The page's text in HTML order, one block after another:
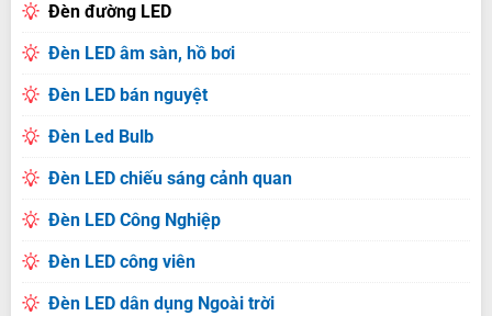
Đèn đường LED
Đèn LED âm sàn, hồ bơi
Đèn LED bán nguyệt
Đèn Led Bulb
Đèn LED chiếu sáng cảnh quan
Đèn LED Công Nghiệp
Đèn LED công viên
Đèn LED dân dụng Ngoài trời